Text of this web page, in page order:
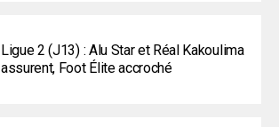
Ligue 2 (J13) : Alu Star et Réal Kakoulima
assurent, Foot Élite accroché